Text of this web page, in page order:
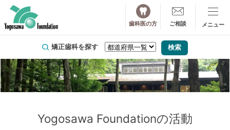
歯科医の方 ご相談
矯正歯科を探す
Yogosawa Foundationの活動